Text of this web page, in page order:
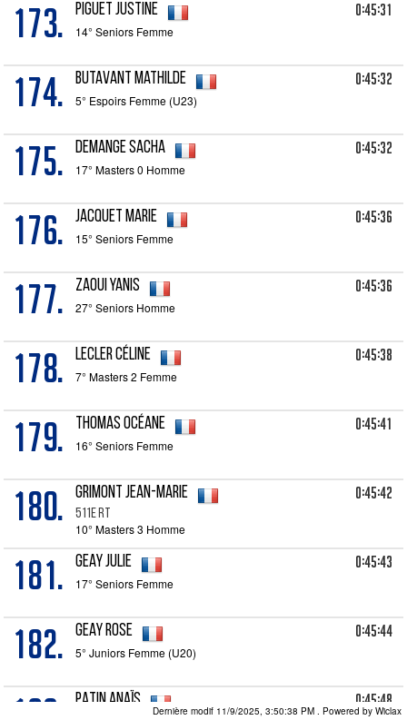
173. PIGUET Justine
14° Seniors Femme
0:45:31
174. BUTAVANT Mathilde
5° Espoirs Femme (U23)
0:45:32
175. DEMANGE Sacha
17° Masters 0 Homme
0:45:32
176. JACQUET Marie
15° Seniors Femme
0:45:36
177. ZAOUI Yanis
27° Seniors Homme
0:45:36
178. LECLER Céline
7° Masters 2 Femme
0:45:38
179. THOMAS Océane
16° Seniors Femme
0:45:41
180. GRIMONT Jean-Marie
511e RT
10° Masters 3 Homme
0:45:42
181. GEAY Julie
17° Seniors Femme
0:45:43
182. GEAY Rose
5° Juniors Femme (U20)
0:45:44
PATIN Anaïs 0:45:48
Dernière modif 11/9/2025, 3:50:38 PM . Powered by Wiclax